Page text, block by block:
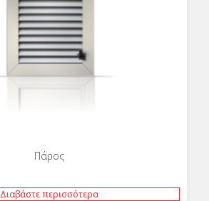
Πάρος
Διαβάστε περισσότερα